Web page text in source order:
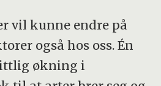
vil kunne endre på
også hos oss. Én
økning i